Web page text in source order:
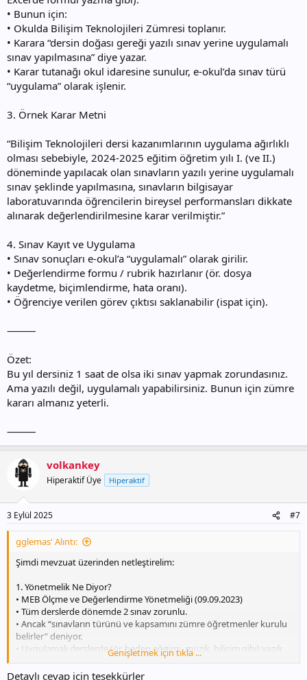
• Bunun için:
• Okulda Bilişim Teknolojileri Zümresi toplanır.
• Karara “dersin doğası gereği yazılı sınav yerine uygulamalı
sınav yapılmasına” diye yazar.
• Karar tutanağı okul idaresine sunulur, e-okul’da sınav türü
“uygulama” olarak işlenir.
3. Örnek Karar Metni
“Bilişim Teknolojileri dersi kazanımlarının uygulama ağırlıklı
olması sebebiyle, 2024-2025 eğitim öğretim yılı I. (ve II.)
döneminde yapılacak olan sınavların yazılı yerine uygulamalı
sınav şeklinde yapılmasına, sınavların bilgisayar
laboratuvarında öğrencilerin bireysel performansları dikkate
alınarak değerlendirilmesine karar verilmiştir.”
4. Sınav Kayıt ve Uygulama
• Sınav sonuçları e-okul’a “uygulamalı” olarak girilir.
• Değerlendirme formu / rubrik hazırlanır (ör. dosya
kaydetme, biçimlendirme, hata oranı).
• Öğrenciye verilen görev çıktısı saklanabilir (ispat için).
⸻
Özet:
Bu yıl dersiniz 1 saat de olsa iki sınav yapmak zorundasınız.
Ama yazılı değil, uygulamalı yapabilirsiniz. Bunun için zümre
kararı almanız yeterli.
⸻
volkankey
Hiperaktif Üye Hiperaktif
3 Eylül 2025 #7
gglemas' Alıntı:
Şimdi mevzuat üzerinden netleştirelim:
1. Yönetmelik Ne Diyor?
• MEB Ölçme ve Değerlendirme Yönetmeliği (09.09.2023)
• Tüm derslerde dönemde 2 sınav zorunlu.
• Ancak “sınavların türünü ve kapsamını zümre öğretmenler kurulu
belirler” deniyor.
• Uygulamalı derslerde (ör. beden eğitimi, müzik, bilişim gibi) yazılı
yerine uygulamalı sınav yapılabilir.
• Yazılı/uygulamalı oranı, zümre kararı ile netleşir.
Genişletmek için tıkla ...
Detaylı cevap için teşekkürler